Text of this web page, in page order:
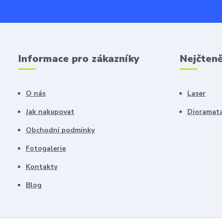
Informace pro zákazníky
O nás
Jak nakupovat
Obchodní podmínky
Fotogalerie
Kontakty
Blog
Laser